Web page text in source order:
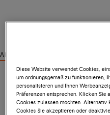
Ähnliche Produkte ansehen
Diese Website verwendet Cookies,
um ordnungsgemäß zu funktionieren,
personalisieren und Ihnen
Präferenzen entsprechen. Klicken Sie
Cookies zulassen möchten.
Cookies Sie akzeptieren oder